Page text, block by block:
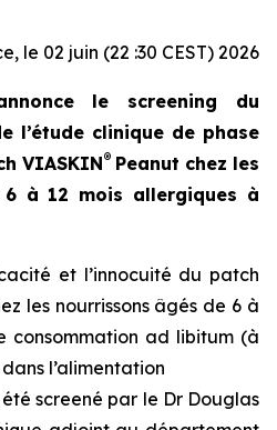
le 02 juin (22 :30 CEST) 2026
le screening du
l’étude clinique de phase
VIASKIN® Peanut chez les
à 12 mois allergiques à
et l’innocuité du patch
les nourrissons âgés de 6 à
consommation ad libitum (à
l’alimentation
screené par le Dr Douglas